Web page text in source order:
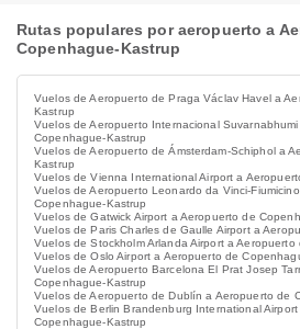
Rutas populares por aeropuerto a
Copenhague-Kastrup
Vuelos de Aeropuerto de Praga Václav Havel a
Kastrup
Vuelos de Aeropuerto Internacional
Copenhague-Kastrup
Vuelos de Aeropuerto de Ámsterdam-Schiphol a
Kastrup
Vuelos de Vienna International Airport a
Vuelos de Aeropuerto Leonardo da Vinci-
Copenhague-Kastrup
Vuelos de Gatwick Airport a Aeropuerto de
Vuelos de Paris Charles de Gaulle Airport a
Vuelos de Stockholm Arlanda Airport a
Vuelos de Oslo Airport a Aeropuerto de
Vuelos de Aeropuerto Barcelona El Prat Josep
Copenhague-Kastrup
Vuelos de Aeropuerto de Dublín a Aeropuerto de
Vuelos de Berlin Brandenburg International
Copenhague-Kastrup